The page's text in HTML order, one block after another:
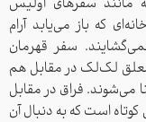
مانند سفرهای اولیس
که باز می‌یابد آرام
سفر قهرمان
لک‌لک در مقابل هم
می‌شوند. فراق در مقابل
است که به دنبال آن